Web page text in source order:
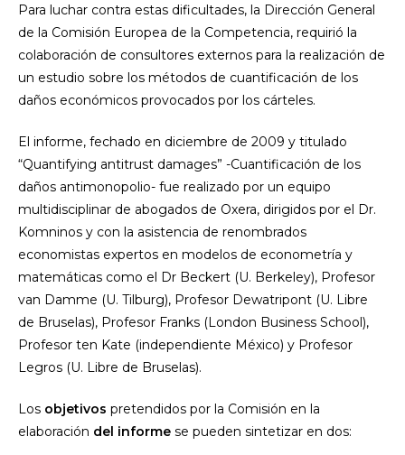
Para luchar contra estas dificultades, la Dirección General
de la Comisión Europea de la Competencia, requirió la
colaboración de consultores externos para la realización de
un estudio sobre los métodos de cuantificación de los
daños económicos provocados por los cárteles.
El informe, fechado en diciembre de 2009 y titulado
“Quantifying antitrust damages” -Cuantificación de los
daños antimonopolio- fue realizado por un equipo
multidisciplinar de abogados de Oxera, dirigidos por el Dr.
Komninos y con la asistencia de renombrados
economistas expertos en modelos de econometría y
matemáticas como el Dr Beckert (U. Berkeley), Profesor
van Damme (U. Tilburg), Profesor Dewatripont (U. Libre
de Bruselas), Profesor Franks (London Business School),
Profesor ten Kate (independiente México) y Profesor
Legros (U. Libre de Bruselas).
Los objetivos pretendidos por la Comisión en la
elaboración del informe se pueden sintetizar en dos: